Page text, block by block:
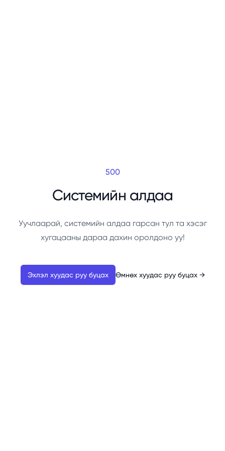
500
Системийн алдаа
Уучлаарай, системийн алдаа гарсан тул та хэсэг
хугацааны дараа дахин оролдоно уу!
Эхлэл хуудас руу буцах Өмнөх хуудас руу буцах →